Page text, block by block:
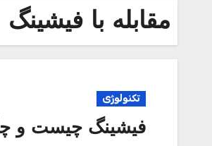
مقابله با فیشینگ
تکنولوژی
فیشینگ چیست و